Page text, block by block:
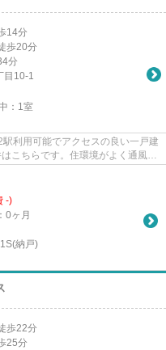
14分
歩20分
分
目10-1
： 1室
利用可能でアクセスの良い一戸建
こちらです。住環境がよく通風良
-)
0ヶ月
納戸)
歩22分
25分